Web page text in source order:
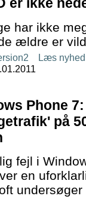
er ikke
har ikke
ældre er
Læs
Phone
på
fejl i
en